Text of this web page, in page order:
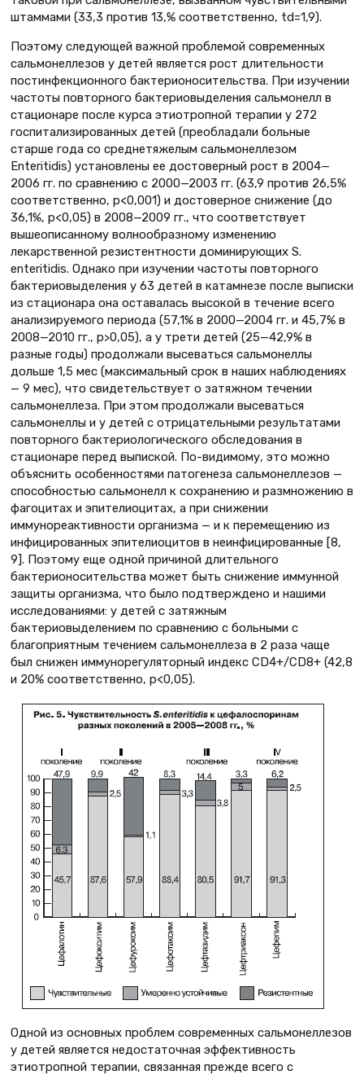
штаммами (33,3 против 13,% соответственно, td=1,9).
Поэтому следующей важной проблемой современных
сальмонеллезов у детей является рост длительности
постинфекционного бактерионосительства. При изучении
частоты повторного бактериовыделения сальмонелл в
стационаре после курса этиотропной терапии у 272
госпитализированных детей (преобладали больные
старше года со среднетяжелым сальмонеллезом
Enteritidis) установлены ее достоверный рост в 2004—
2006 гг. по сравнению с 2000—2003 гг. (63,9 против 26,5%
соответственно, р<0,001) и достоверное снижение (до
36,1%, р<0,05) в 2008—2009 гг., что соответствует
вышеописанному волнообразному изменению
лекарственной резистентности доминирующих S.
еnteritidis. Однако при изучении частоты повторного
бактериовыделения у 63 детей в катамнезе после выписки
из стационара она оставалась высокой в течение всего
анализируемого периода (57,1% в 2000—2004 гг. и 45,7% в
2008—2010 гг., р>0,05), а у трети детей (25—42,9% в
разные годы) продолжали высеваться сальмонеллы
дольше 1,5 мес (максимальный срок в наших наблюдениях
— 9 мес), что свидетельствует о затяжном течении
сальмонеллеза. При этом продолжали высеваться
сальмонеллы и у детей с отрицательными результатами
повторного бактериологического обследования в
стационаре перед выпиской. По-видимому, это можно
объяснить особенностями патогенеза сальмонеллезов —
способностью сальмонелл к сохранению и размножению в
фагоцитах и эпителиоцитах, а при снижении
иммунореактивности организма — и к перемещению из
инфицированных эпителиоцитов в неинфицированные [8,
9]. Поэтому еще одной причиной длительного
бактерионосительства может быть снижение иммунной
защиты организма, что было подтверждено и нашими
исследованиями: у детей с затяжным
бактериовыделением по сравнению с больными с
благоприятным течением сальмонеллеза в 2 раза чаще
был снижен иммунорегуляторный индекс CD4+/CD8+ (42,8
и 20% соответственно, р<0,05).
Одной из основных проблем современных сальмонеллезов
у детей является недостаточная эффективность
этиотропной терапии, связанная прежде всего с